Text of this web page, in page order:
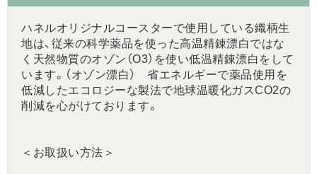
ハネルオリジナルコースターで使用している織柄生
地は、従来の科学薬品を使った高温精錬漂白ではな
く天然物質のオゾン（O3）を使い低温精錬漂白をして
います。（オゾン漂白） 省エネルギーで薬品使用を
低減したエコロジーな製法で地球温暖化ガスCO2の
削減を心がけております。
＜お取扱い方法＞